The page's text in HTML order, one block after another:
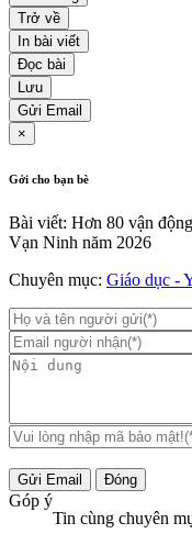
Trở về
In bài viết
Đọc bài
Lưu
Gửi Email
×
Gởi cho bạn bè
Bài viết: Hơn 80 vận
Vạn Ninh năm 2026
Chuyên mục: Giáo dục -
Gửi Email Đóng
Góp ý
Tin cùng chuyên